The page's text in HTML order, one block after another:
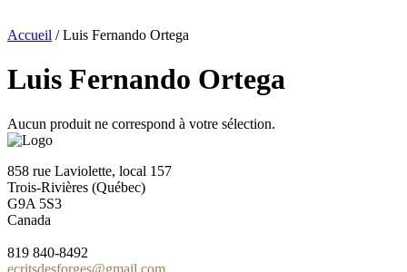
Accueil / Luis Fernando Ortega
Luis Fernando Ortega
Aucun produit ne correspond à votre sélection.
858 rue Laviolette, local 157
Trois-Rivières (Québec)
G9A 5S3
Canada
819 840-8492
ecritsdesforges@gmail.com